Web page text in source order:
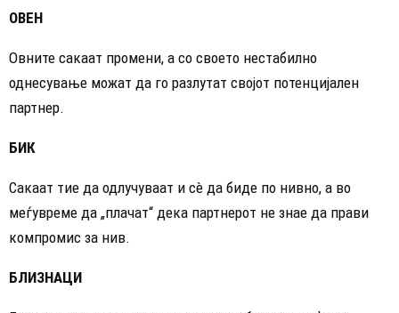
ОВЕН
Овните сакаат промени, а со своето нестабилно
однесување можат да го разлутат својот потенцијален
партнер.
БИК
Сакаат тие да одлучуваат и сè да биде по нивно, а во
меѓувреме да „плачат“ дека партнерот не знае да прави
компромис за нив.
БЛИЗНАЦИ